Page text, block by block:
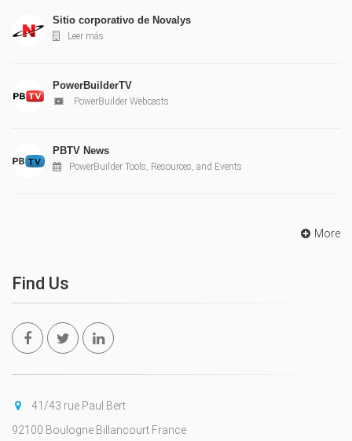
Sitio corporativo de Novalys
Leer más
PowerBuilderTV
PowerBuilder Webcasts
PBTV News
PowerBuilder Tools, Resources, and Events
More
Find Us
41/43 rue Paul Bert
92100 Boulogne Billancourt France